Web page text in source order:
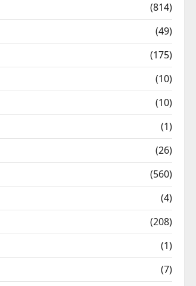
(814)
(49)
(175)
(10)
(10)
(1)
(26)
(560)
(4)
(208)
(1)
(7)